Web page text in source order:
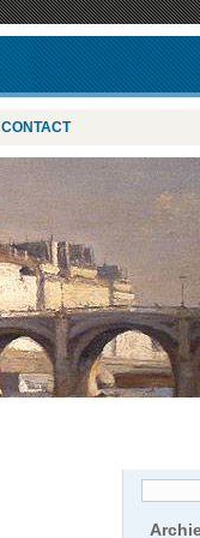
CONTACT